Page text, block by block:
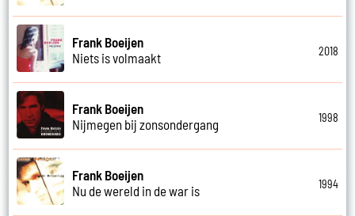
Frank Boeijen
Niets is volmaakt
2018
Frank Boeijen
Nijmegen bij zonsondergang
1998
Frank Boeijen
Nu de wereld in de war is
1994